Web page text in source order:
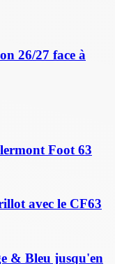
26/27 face à
Foot 63
avec le CF63
& Bleu jusqu'en